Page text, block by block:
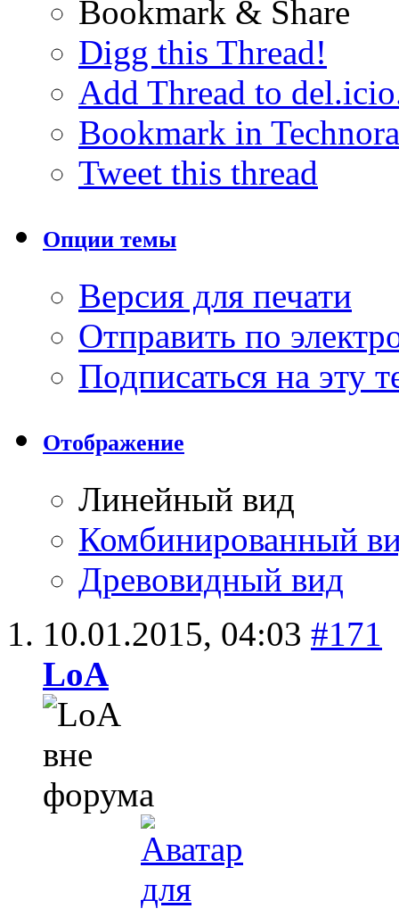
Bookmark & Share
Digg this Thread!
Add Thread to
Bookmark in
Tweet this thread
Опции темы
Версия для печати
Отправить по
Подписаться на эту
Отображение
Линейный вид
Комбинированный
Древовидный вид
10.01.2015, 04:03 #171
LoA